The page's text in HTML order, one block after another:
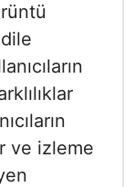
ve izleme